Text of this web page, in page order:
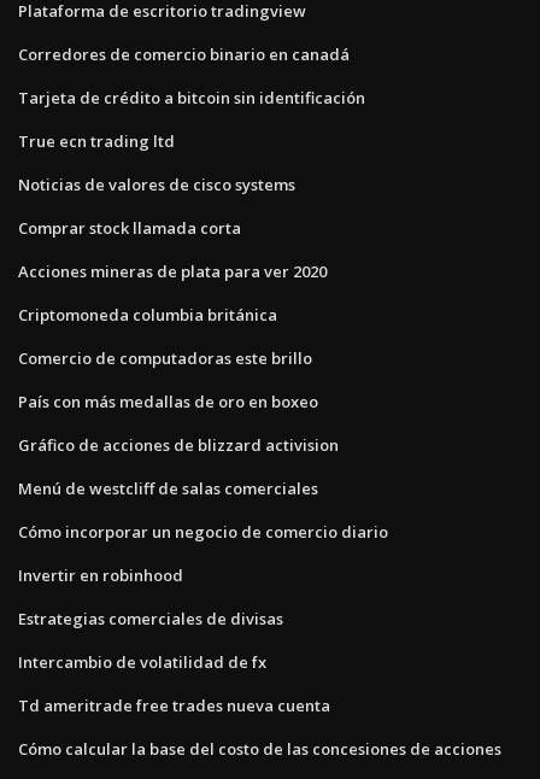
Plataforma de escritorio tradingview
Corredores de comercio binario en canadá
Tarjeta de crédito a bitcoin sin identificación
True ecn trading ltd
Noticias de valores de cisco systems
Comprar stock llamada corta
Acciones mineras de plata para ver 2020
Criptomoneda columbia británica
Comercio de computadoras este brillo
País con más medallas de oro en boxeo
Gráfico de acciones de blizzard activision
Menú de westcliff de salas comerciales
Cómo incorporar un negocio de comercio diario
Invertir en robinhood
Estrategias comerciales de divisas
Intercambio de volatilidad de fx
Td ameritrade free trades nueva cuenta
Cómo calcular la base del costo de las concesiones de acciones